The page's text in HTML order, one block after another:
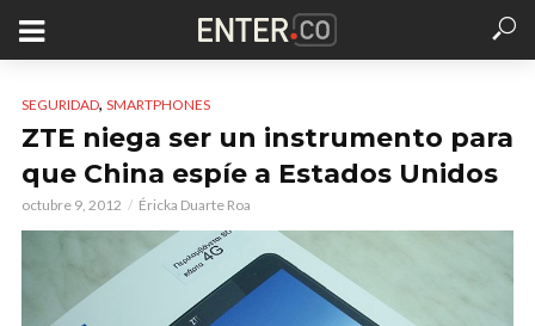
SEGURIDAD, SMARTPHONES
ZTE niega ser un instrumento para
que China espíe a Estados Unidos
octubre 9, 2012 Éricka Duarte Roa